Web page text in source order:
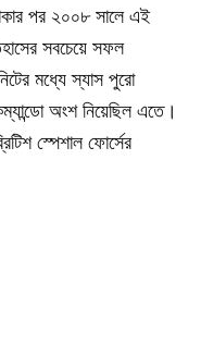
পর ২০০৮ সালে এই
সবচেয়ে সফল
মধ্যে স্যাস পুরো
অংশ নিয়েছিল এতে।
স্পেশাল ফোর্সের